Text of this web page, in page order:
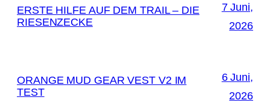
ERSTE HILFE AUF DEM TRAIL – DIE
RIESENZECKE
7 Juni,
2026
ORANGE MUD GEAR VEST V2 IM
TEST
6 Juni,
2026